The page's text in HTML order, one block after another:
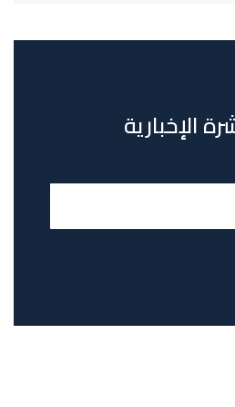
الإخبارية